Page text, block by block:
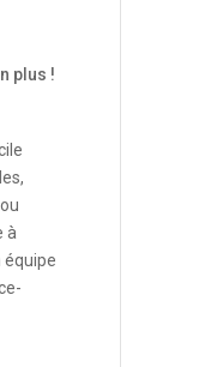
plus !
à